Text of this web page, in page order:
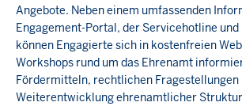
Angebote. Neben einem umfassenden
Engagement-Portal, der Servicehotline
können Engagierte sich in kostenfreien
Workshops rund um das Ehrenamt
Fördermitteln, rechtlichen Fragestellungen
Weiterentwicklung ehrenamtlicher